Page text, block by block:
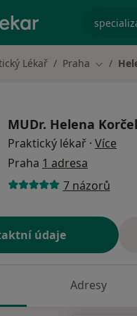
Lékař Praha Změna
MUDr. Helena
Praktický lékař · Více
Praha 1 adresa
7 názorů
údaje
Adresy